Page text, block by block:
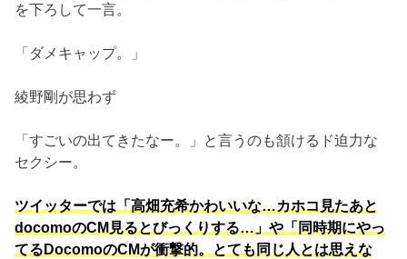
を下ろして一言。
「ダメキャップ。」
綾野剛が思わず
「すごいの出てきたなー。」と言うのも頷けるド迫力な
セクシー。
ツイッターでは「高畑充希かわいいな…カホコ見たあと
docomoのCM見るとびっくりする…」や「同時期にやっ
てるDocomoのCMが衝撃的。とても同じ人とは思えな